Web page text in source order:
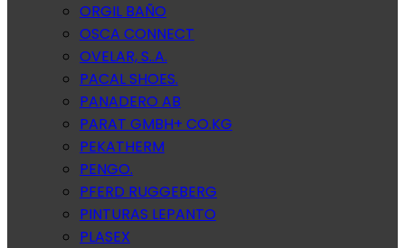
ORGIL BAÑO
OSCA CONNECT
OVELAR, S..A.
PACAL SHOES.
PANADERO AB
PARAT GMBH+ CO.KG
PEKATHERM
PENGO.
PFERD RUGGEBERG
PINTURAS LEPANTO
PLASEX